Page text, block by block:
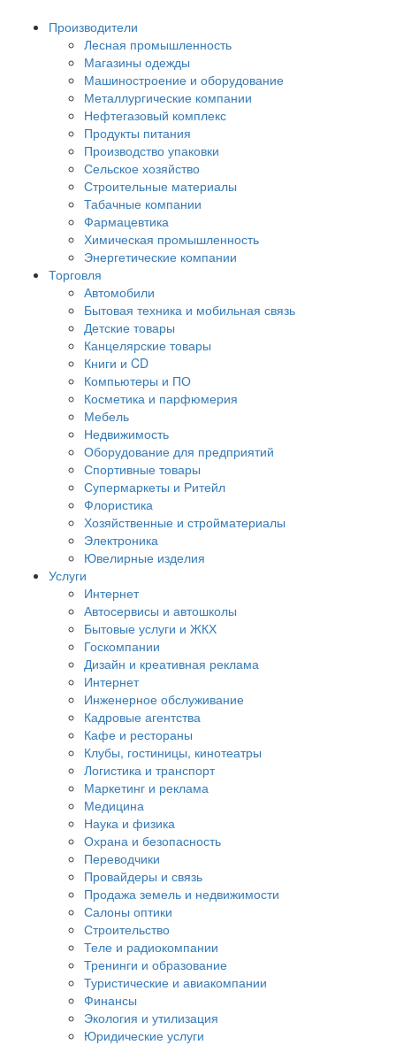
Производители
Лесная промышленность
Магазины одежды
Машиностроение и оборудование
Металлургические компании
Нефтегазовый комплекс
Продукты питания
Производство упаковки
Сельское хозяйство
Строительные материалы
Табачные компании
Фармацевтика
Химическая промышленность
Энергетические компании
Торговля
Автомобили
Бытовая техника и мобильная связь
Детские товары
Канцелярские товары
Книги и CD
Компьютеры и ПО
Косметика и парфюмерия
Мебель
Недвижимость
Оборудование для предприятий
Спортивные товары
Супермаркеты и Ритейл
Флористика
Хозяйственные и стройматериалы
Электроника
Ювелирные изделия
Услуги
Интернет
Автосервисы и автошколы
Бытовые услуги и ЖКХ
Госкомпании
Дизайн и креативная реклама
Интернет
Инженерное обслуживание
Кадровые агентства
Кафе и рестораны
Клубы, гостиницы, кинотеатры
Логистика и транспорт
Маркетинг и реклама
Медицина
Наука и физика
Охрана и безопасность
Переводчики
Провайдеры и связь
Продажа земель и недвижимости
Салоны оптики
Строительство
Теле и радиокомпании
Тренинги и образование
Туристические и авиакомпании
Финансы
Экология и утилизация
Юридические услуги